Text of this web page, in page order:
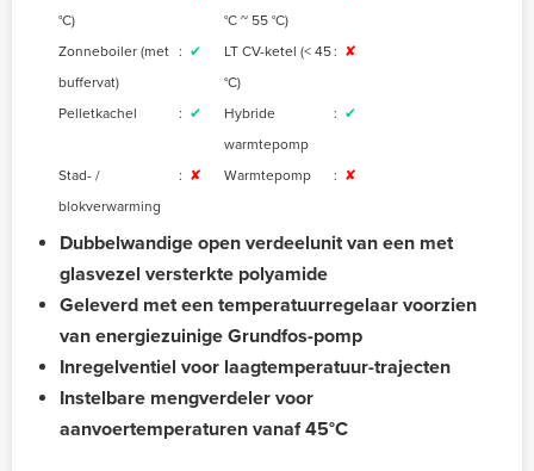
°C)
°C ~ 55 °C)
Zonneboiler (met
buffervat)
: ✔
LT CV-ketel (< 45
°C)
: ✘
Pelletkachel : ✔
Hybride
warmtepomp
: ✔
Stad- /
blokverwarming
: ✘ Warmtepomp : ✘
Dubbelwandige open verdeelunit van een met
glasvezel versterkte polyamide
Geleverd met een temperatuurregelaar voorzien
van energiezuinige Grundfos-pomp
Inregelventiel voor laagtemperatuur-trajecten
Instelbare mengverdeler voor
aanvoertemperaturen vanaf 45°C